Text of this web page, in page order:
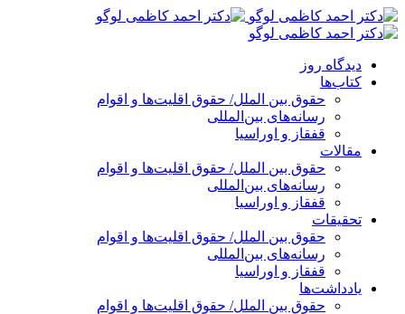
پرش
به
دیدگاه روز
کتاب‌ها
حقوق بین الملل/ حقوق اقلیت‌ها و اقوام
رسانه‌های بین‌المللی
قفقاز و اوراسیا
مقالات
حقوق بین الملل/ حقوق اقلیت‌ها و اقوام
رسانه‌های بین‌المللی
قفقاز و اوراسیا
تحقیقات
حقوق بین الملل/ حقوق اقلیت‌ها و اقوام
رسانه‌های بین‌المللی
قفقاز و اوراسیا
یادداشت‌ها
حقوق بین الملل/ حقوق اقلیت‌ها و اقوام